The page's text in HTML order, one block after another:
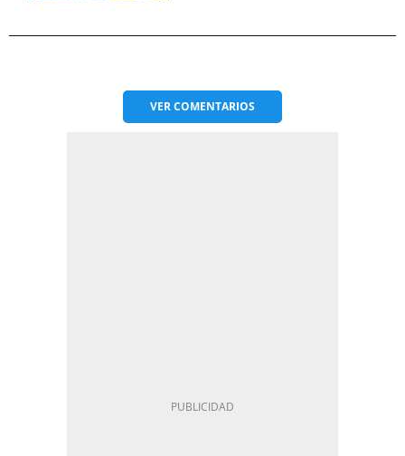
VERCOMENTARIOS